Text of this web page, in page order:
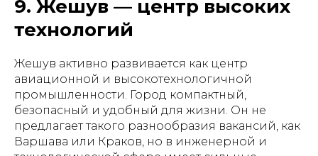
9. Жешув — центр высоких
технологий
Жешув активно развивается как центр
авиационной и высокотехнологичной
промышленности. Город компактный,
безопасный и удобный для жизни. Он не
предлагает такого разнообразия вакансий, как
Варшава или Краков, но в инженерной и